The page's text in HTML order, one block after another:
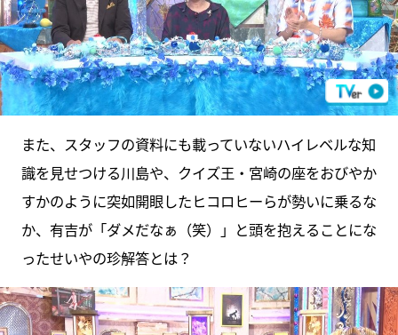
また、スタッフの資料にも載っていないハイレベルな知
識を見せつける川島や、クイズ王・宮崎の座をおびやか
すかのように突如開眼したヒコロヒーらが勢いに乗るな
か、有吉が「ダメだなぁ（笑）」と頭を抱えることにな
ったせいやの珍解答とは？